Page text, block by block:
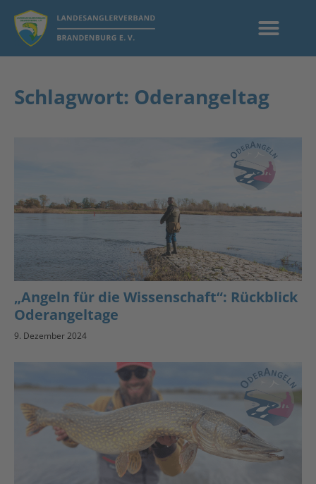
Schlagwort: Oderangeltag
„Angeln für die Wissenschaft“: Rückblick
Oderangeltage
9. Dezember 2024